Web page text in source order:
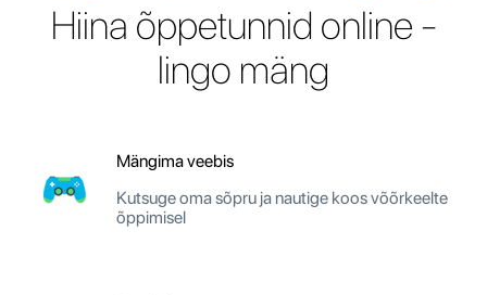
Hiina õppetunnid online -
lingo mäng
Mängima veebis
Kutsuge oma sõpru ja nautige koos võõrkeelte
õppimisel